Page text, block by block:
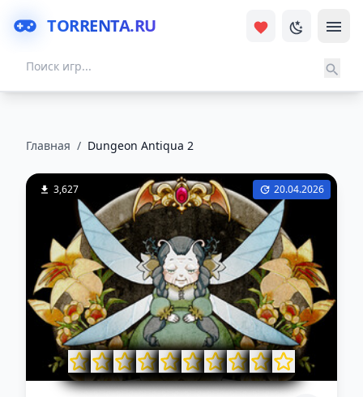
TORRENTA.RU
Главная / Dungeon Antiqua 2
3,627 20.04.2026